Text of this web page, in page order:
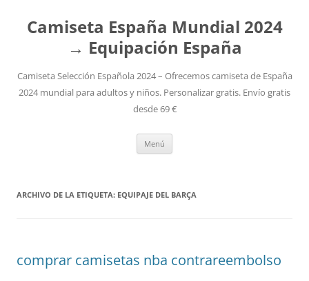
Camiseta España Mundial 2024
→ Equipación España
Camiseta Selección Española 2024 – Ofrecemos camiseta de España
2024 mundial para adultos y niños. Personalizar gratis. Envío gratis
desde 69 €
Menú
ARCHIVO DE LA ETIQUETA: EQUIPAJE DEL BARÇA
comprar camisetas nba contrareembolso